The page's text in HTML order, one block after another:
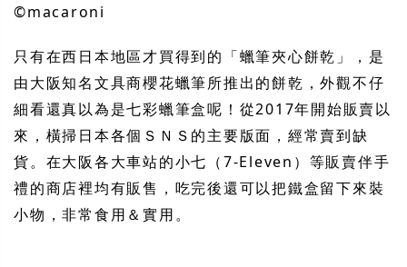
©︎macaroni
只有在西日本地區才買得到的「蠟筆夾心餅乾」，是
由大阪知名文具商櫻花蠟筆所推出的餅乾，外觀不仔
細看還真以為是七彩蠟筆盒呢！從2017年開始販賣以
來，橫掃日本各個ＳＮＳ的主要版面，經常賣到缺
貨。在大阪各大車站的小七（7-Eleven）等販賣伴手
禮的商店裡均有販售，吃完後還可以把鐵盒留下來裝
小物，非常食用＆實用。